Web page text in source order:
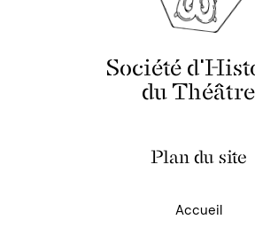
Société
du Théâtre
Plan du site
Accueil